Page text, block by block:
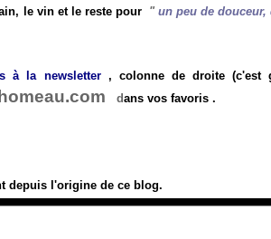
le vin et le reste pour "un peu de douceur,
à la newsletter, colonne de droite (c'est
dans vos favoris .
depuis l'origine de ce blog.